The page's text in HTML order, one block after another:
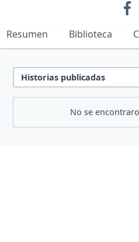
Resumen Biblioteca
No se